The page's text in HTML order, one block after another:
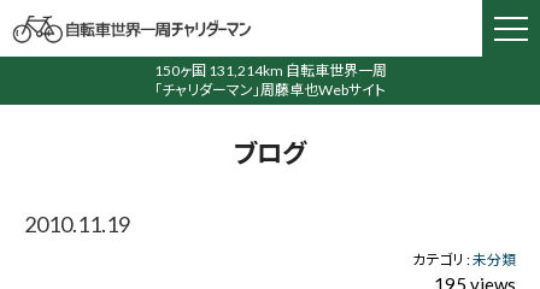
150ヶ国 131,214km 自転車世界一周
「チャリダーマン」周藤卓也Webサイト
ブログ
2010.11.19
カテゴリ :未分類
195 views